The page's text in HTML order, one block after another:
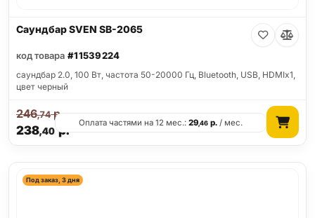
Саундбар SVEN SB-2065
код товара #11539224
саундбар 2.0, 100 Вт, частота 50-20000 Гц, Bluetooth, USB, HDMIx1,
цвет черный
238,40р.
246,74р.
Оплата частями на 12 мес.:29,46 р. / мес.
Под заказ, 3 дня